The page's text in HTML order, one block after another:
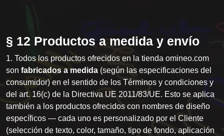
§ 12 Productos a medida y envío
1. Todos los productos ofrecidos en la tienda omineo.com
son fabricados a medida (según las especificaciones del
consumidor) en el sentido de los Términos y condiciones y
del art. 16(c) de la Directiva UE 2011/83/UE. Esto se aplica
también a los productos ofrecidos con nombres de diseño
específicos — cada uno es personalizado por el Cliente
(selección de texto, color, tamaño, tipo de fondo, aplicación